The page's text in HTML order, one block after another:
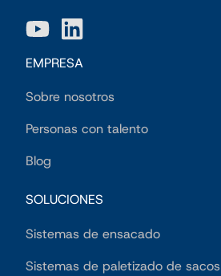
EMPRESA
Sobre nosotros
Personas con talento
Blog
SOLUCIONES
Sistemas de ensacado
Sistemas de paletizado de sacos